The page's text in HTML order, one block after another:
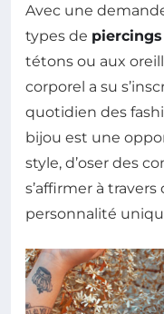
Avec une
types de piercings
tétons ou aux
corporel a su
quotidien des
bijou est une
style, d’oser des
s’affirmer à
personnalité